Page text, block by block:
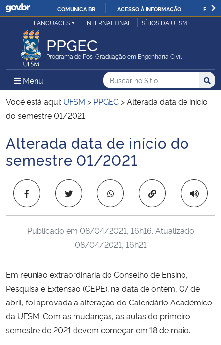
IR
COMUNICA BR ACESSO À INFORMAÇÃO
Ministério da Justiça e Segurança Pública
Ministério da Defesa
Ministério das Relações Exteriores
Ministério da Infraestrutura
Ministério da Educação
Ministério da Cidadania
Ministério da Ciência, Tecnologia, Inovações e Comunicações
Ministério do Meio Ambiente
LANGUAGES INTERNATIONAL SÍTIOS DA UFSM
PPGEC
Programa de Pós-Graduação em Engenharia Civil
Menu Menu Principal do Sítio
Busca
Buscar no no Sítio
Busca:
Você está aqui: UFSM > PPGEC >Alterada data de início
do semestre 01/2021
Início do conteúdo
Alterada data de início do
semestre 01/2021
Copiar para área
Publicado em 08/04/2021, 16h16. Atualizado
08/04/2021, 16h21
Em reunião extraordinária do Conselho de Ensino,
Pesquisa e Extensão (CEPE), na data de ontem, 07 de
abril, foi aprovada a alteração do Calendário Acadêmico
da UFSM. Com as mudanças, as aulas do primeiro
semestre de 2021 devem começar em 18 de maio.